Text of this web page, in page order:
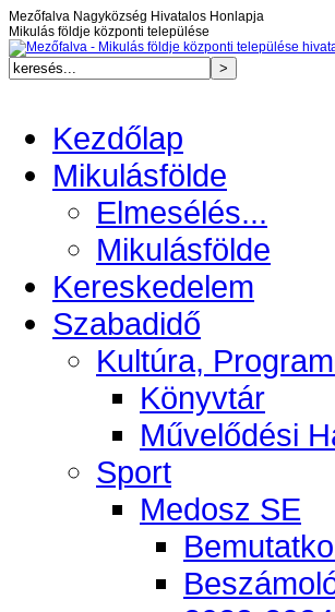
Mezőfalva Nagyközség Hivatalos Honlapja
Mikulás földje központi települése
Kezdőlap
Mikulásfölde
Elmesélés...
Mikulásfölde
Kereskedelem
Szabadidő
Kultúra,
Könyvtár
Művelődési
Sport
Medosz SE